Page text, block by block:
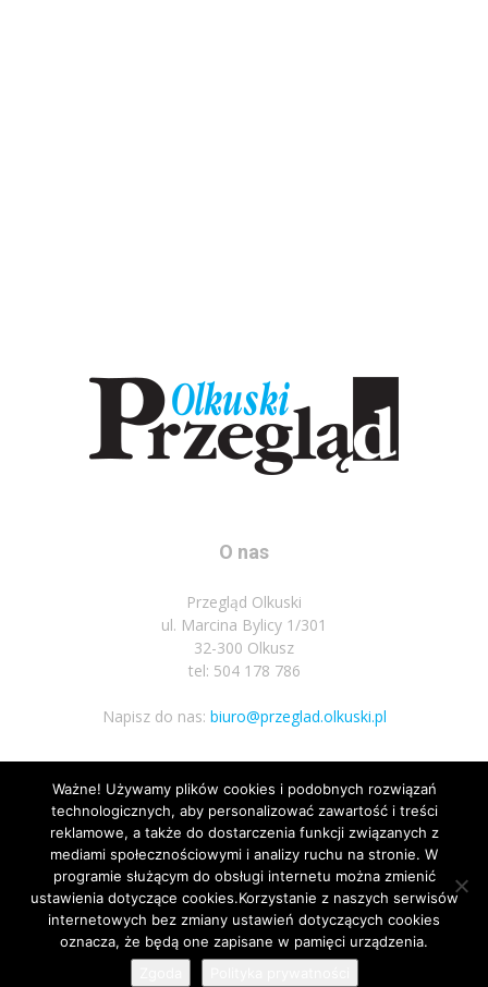
O nas
Przegląd Olkuski
ul. Marcina Bylicy 1/301
32-300 Olkusz
tel: 504 178 786
Napisz do nas: biuro@przeglad.olkuski.pl
Podążaj za nami
Nota prawna Polityka prywatnosci Kariera Regulamin
© Wszelkie prawa zastrzeżone 2020
Ważne! Używamy plików cookies i podobnych rozwiązań
technologicznych, aby personalizować zawartość i treści
reklamowe, a także do dostarczenia funkcji związanych z
mediami społecznościowymi i analizy ruchu na stronie. W
programie służącym do obsługi internetu można zmienić
ustawienia dotyczące cookies.Korzystanie z naszych serwisów
internetowych bez zmiany ustawień dotyczących cookies
oznacza, że będą one zapisane w pamięci urządzenia.